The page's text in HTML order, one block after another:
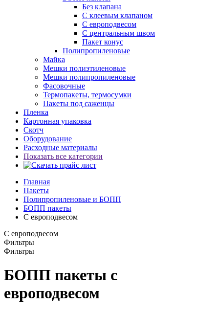
Без клапана
С клеевым клапаном
С европодвесом
С центральным швом
Пакет конус
Полипропиленовые
Майка
Мешки полиэтиленовые
Мешки полипропиленовые
Фасовочные
Термопакеты, термосумки
Пакеты под саженцы
Пленка
Картонная упаковка
Скотч
Оборудование
Расходные материалы
Показать все категории
Главная
Пакеты
Полипропиленовые и БОПП
БОПП пакеты
С европодвесом
С европодвесом
Фильтры
Фильтры
БОПП пакеты с
европодвесом